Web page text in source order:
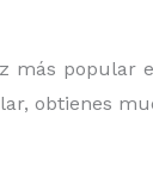
más popular
obtienes